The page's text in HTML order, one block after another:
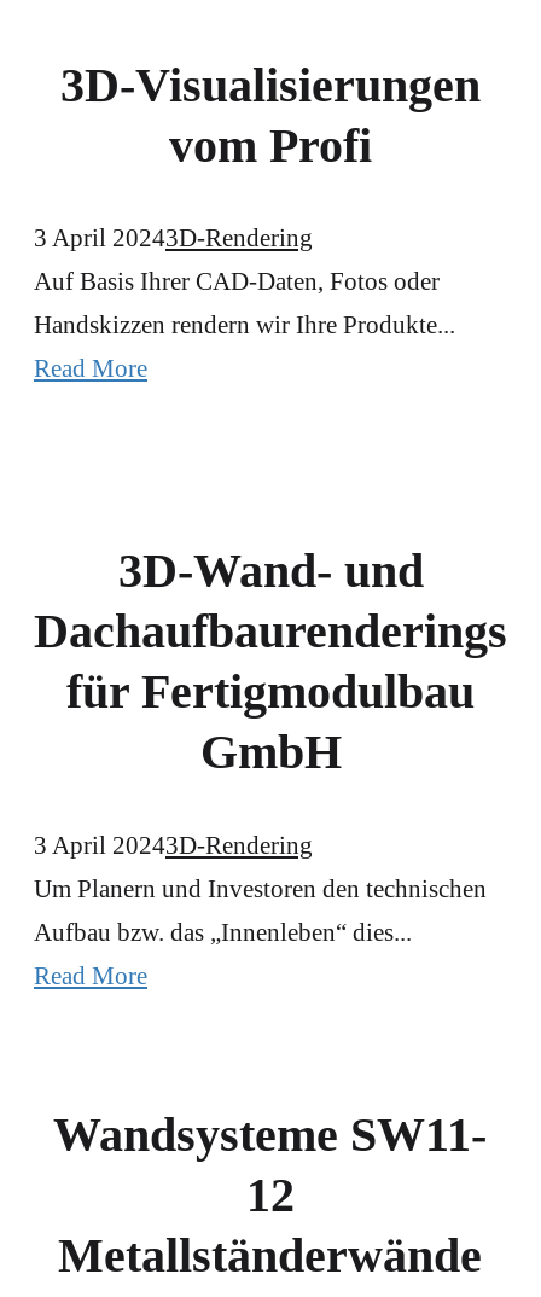
3D-Visualisierungen
vom Profi
3 April 20243D-Rendering
Auf Basis Ihrer CAD-Daten, Fotos oder
Handskizzen rendern wir Ihre Produkte...
Read More
3D-Wand- und
Dachaufbaurenderings
für Fertigmodulbau
GmbH
3 April 20243D-Rendering
Um Planern und Investoren den technischen
Aufbau bzw. das „Innenleben“ dies...
Read More
Wandsysteme SW11-
12
Metallständerwände